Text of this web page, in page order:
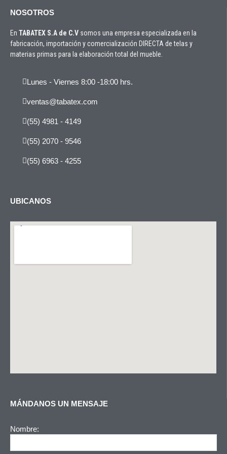
NOSOTROS
En TABATEX S.A de C.V somos una empresa especializada en la
fabricación, importación y comercialización DIRECTA de telas y
materias primas para la elaboración total del mueble.
Lunes - Viernes 8:00 -18:00 hrs.
ventas@tabatex.com
(55) 4981 - 4149
(55) 2070 - 9546
(55) 6963 - 4255
UBICANOS
MÁNDANOS UN MENSAJE
Nombre: